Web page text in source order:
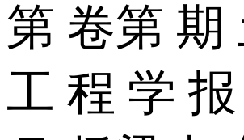
第 卷第 期
工 程 学